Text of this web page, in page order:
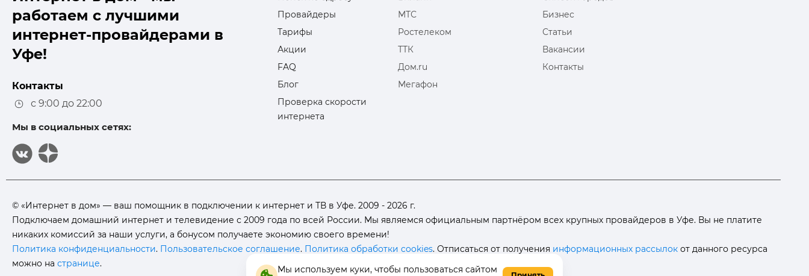
работаем с лучшими
интернет-провайдерами в
Уфе!
Контакты
с 9:00 до 22:00
Мы в социальных сетях:
Провайдеры
Тарифы
Акции
FAQ
Блог
Проверка скорости
интернета
МТС
Ростелеком
ТТК
Дом.ru
Мегафон
Бизнес
Статьи
Вакансии
Контакты
© «Интернет в дом» — ваш помощник в подключении к интернет и ТВ в Уфе. 2009 - 2026 г.
Подключаем домашний интернет и телевидение с 2009 года по всей России. Мы являемся официальным партнёром всех крупных провайдеров в Уфе. Вы не платите
никаких комиссий за наши услуги, а бонусом получаете экономию своего времени!
Политика конфиденциальности. Пользовательское соглашение. Политика обработки cookies. Отписаться от получения информационных рассылок от данного ресурса
можно на странице.
Мы используем куки, чтобы пользоваться сайтом